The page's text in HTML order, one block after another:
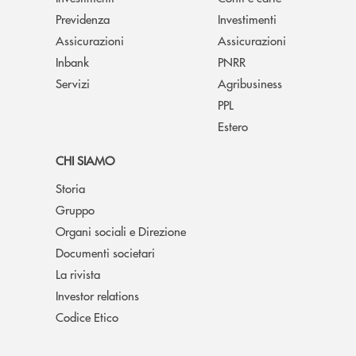
Previdenza
Assicurazioni
Inbank
Servizi
Investimenti
Assicurazioni
PNRR
Agribusiness
PPL
Estero
CHI SIAMO
Storia
Gruppo
Organi sociali e Direzione
Documenti societari
La rivista
Investor relations
Codice Etico